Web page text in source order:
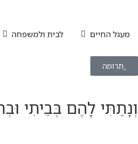
מעגל החיים לבית ולמשפחה
תרומה
וְנָתַתִּי לָהֶם בְּבֵיתִי